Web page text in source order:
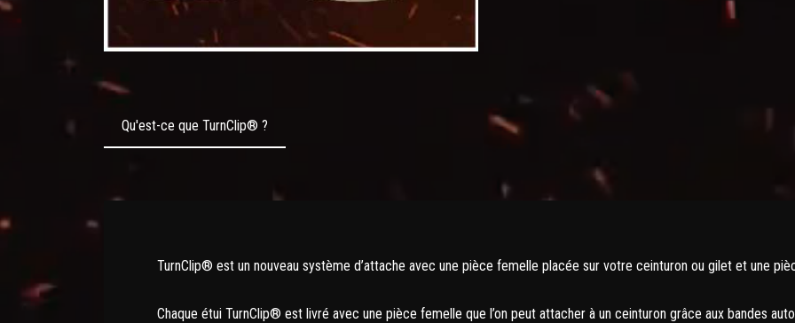
Qu'est-ce que TurnClip® ?
TurnClip® est un nouveau système d’attache avec une pièce femelle placée sur votre ceinturon ou gilet et une
Chaque étui TurnClip® est livré avec une pièce femelle que l’on peut attacher à un ceinturon grâce aux bandes